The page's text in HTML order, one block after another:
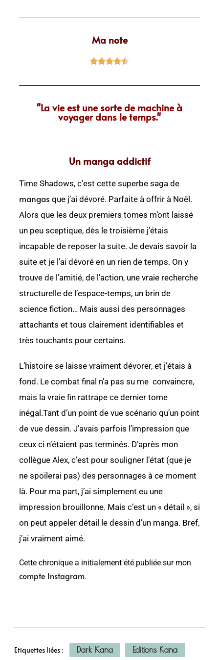
Ma note

"La vie est une sorte de machine à
voyager dans le temps."
Un manga addictif
Time Shadows, c’est cette superbe saga de
mangas que j’ai dévoré. Parfaite à offrir à Noël.
Alors que les deux premiers tomes m’ont laissé
un peu sceptique, dès le troisième j’étais
incapable de reposer la suite. Je devais savoir la
suite et je l’ai dévoré en un rien de temps. On y
trouve de l’amitié, de l’action, une vraie recherche
structurelle de l’espace-temps, un brin de
science fiction… Mais aussi des personnages
attachants et tous clairement identifiables et
très touchants pour certains.
L’histoire se laisse vraiment dévorer, et j’étais à
fond. Le combat final n’a pas su me convaincre,
mais la vraie fin rattrape ce dernier tome
inégal.Tant d’un point de vue scénario qu’un point
de vue dessin. J’avais parfois l’impression que
ceux ci n’étaient pas terminés. D’après mon
collègue Alex, c’est pour souligner l’état (que je
ne spoilerai pas) des personnages à ce moment
là. Pour ma part, j’ai simplement eu une
impression brouillonne. Mais c’est un « détail », si
on peut appeler détail le dessin d’un manga. Bref,
j’ai vraiment aimé.
Cette chronique a initialement été publiée sur mon
compte Instagram.
Etiquettes liées : Dark Kana Editions Kana